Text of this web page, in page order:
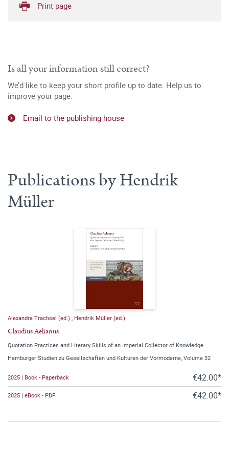
Print page
Is all your information still correct?
We’d like to keep your short profile up to date. Help us to
improve your page.
Email to the publishing house
Publications by Hendrik
Müller
Alexandra Trachsel (ed.) Hendrik Müller (ed.)
Claudius Aelianus
Quotation Practices and Literary Skills of an Imperial Collector of Knowledge
Hamburger Studien zu Gesellschaften und Kulturen der Vormoderne, Volume 32
2025 | Book - Paperback €42.00*
2025 | eBook - PDF €42.00*